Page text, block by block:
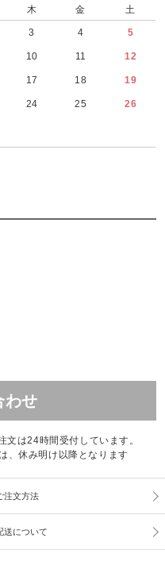
木 金 土
3 4 5
10 11 12
17 18 19
24 25 26
わせ
は24時間受付しています。
、休み明け以降となります
注文方法
送について